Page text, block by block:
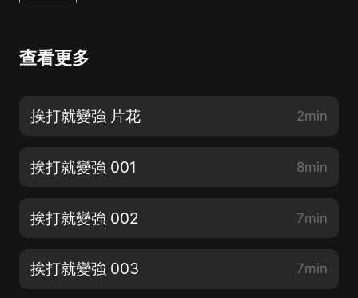
查看更多
挨打就變強 片花 2min
挨打就變強 001 8min
挨打就變強 002 7min
挨打就變強 003 7min